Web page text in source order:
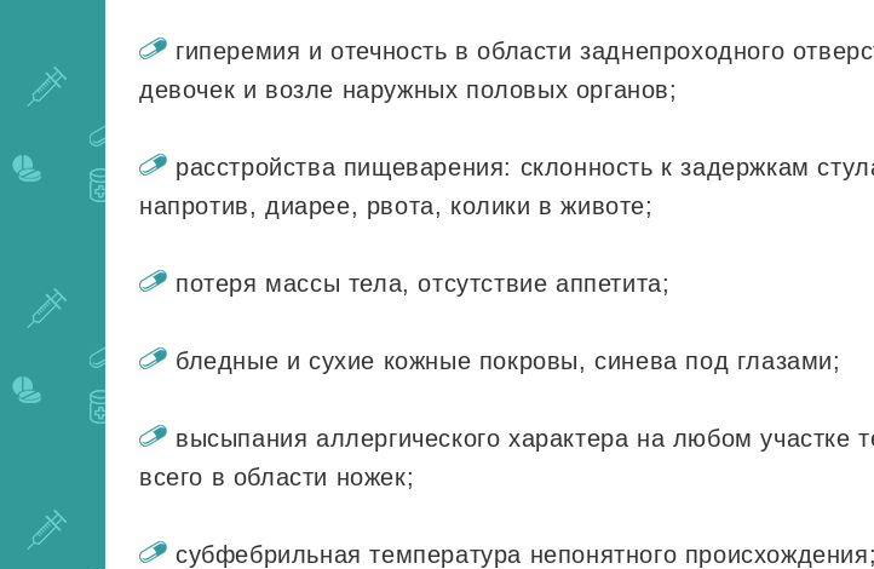
гиперемия и отечность в области заднепроходного
девочек и возле наружных половых органов;
расстройства пищеварения: склонность к задержкам
напротив, диарее, рвота, колики в животе;
потеря массы тела, отсутствие аппетита;
бледные и сухие кожные покровы, синева под глазами;
высыпания аллергического характера на любом участке
всего в области ножек;
субфебрильная температура непонятного происхождения;